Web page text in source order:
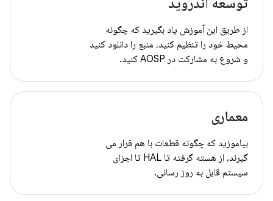
از طریق این آموزش یاد بگیرید که چگونه
محیط خود را تنظیم کنید، منبع را دانلود کنید
و شروع به مشارکت در AOSP کنید.
معماری
بیاموزید که چگونه قطعات با هم قرار می
گیرند، از هسته گرفته تا HAL تا اجزای
سیستم قابل به روز رسانی.